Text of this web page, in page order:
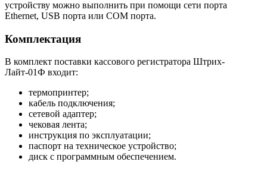
устройству можно выполнить при помощи сети порта
Ethernet, USB порта или COM порта.
Комплектация
В комплект поставки кассового регистратора Штрих-
Лайт-01Ф входит:
термопринтер;
кабель подключения;
сетевой адаптер;
чековая лента;
инструкция по эксплуатации;
паспорт на техническое устройство;
диск с программным обеспечением.